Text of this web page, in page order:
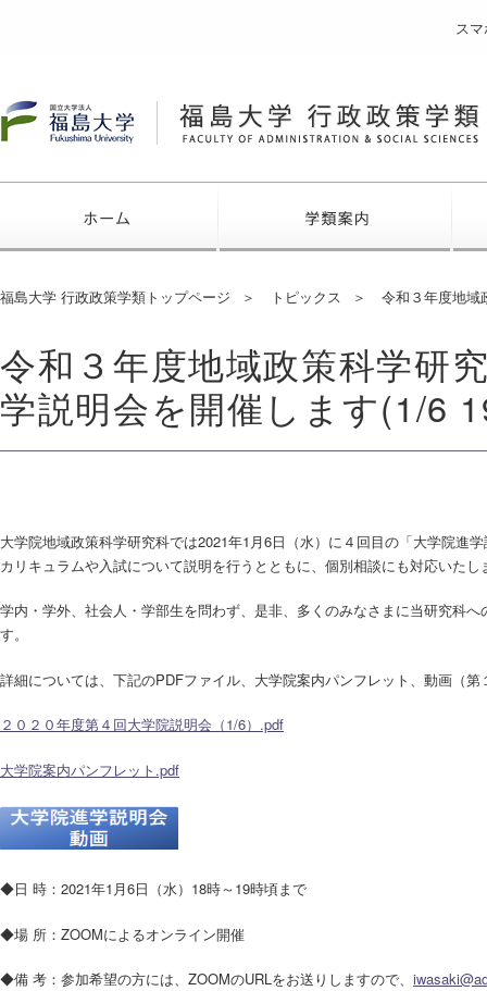
ス
福島大学
福島大学 行政政策学類トップページ トピックス 令和３年度地域
令和３年度地域政策科学研
学説明会を開催します(1/6
大学院地域政策科学研究科では2021年1月6日（水）に４回目の「大学院進
カリキュラムや入試について説明を行うとともに、個別相談にも対応いたし
学内・学外、社会人・学部生を問わず、是非、多くのみなさまに当研究科
す。
詳細については、下記のPDFファイル、大学院案内パンフレット、動画（
２０２０年度第４回大学院説明会（1/6）.pdf
大学院案内パンフレット.pdf
◆日 時：2021年1月6日（水）18時～19時頃まで
◆場 所：ZOOMによるオンライン開催
◆備 考：参加希望の方には、ZOOMのURLをお送りしますので、